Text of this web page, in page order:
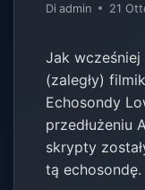
Di admin 21
Jak wcześniej
(zaległy)
Echosondy
przedłużeniu
skrypty
tą echosondę.